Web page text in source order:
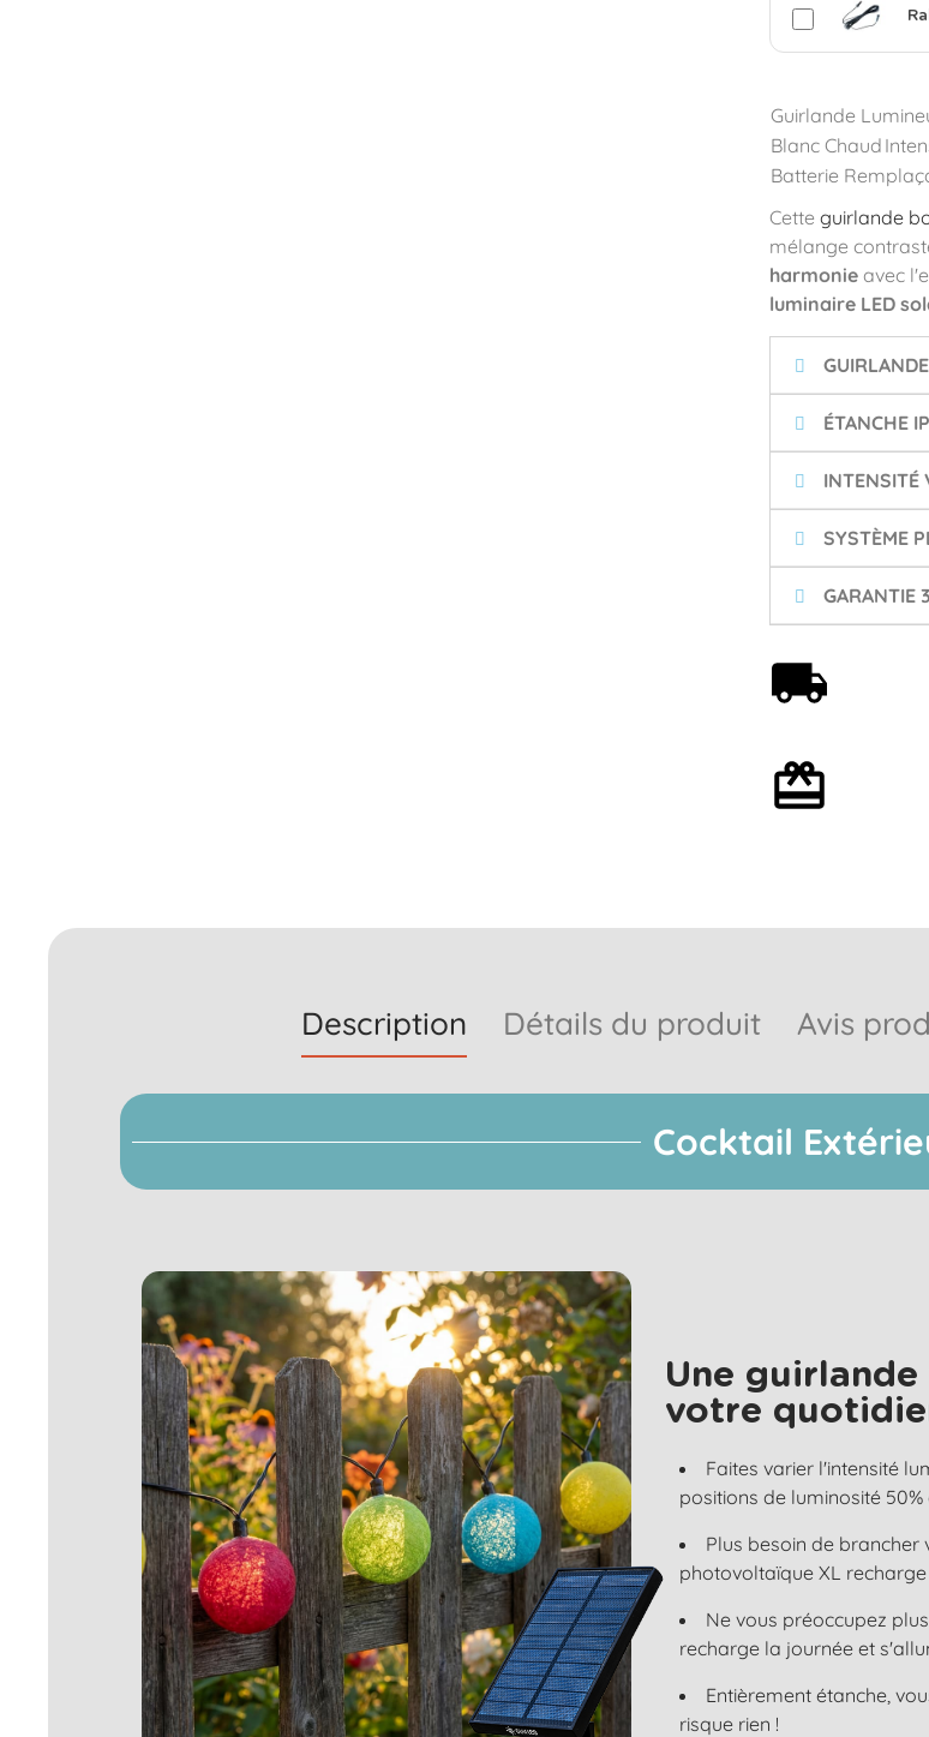
Guirlande
Blanc Chaud
Batterie
Cette guirlande
mélange
harmonieavec
luminaire LED
ÉTANCHE
INTENSITÉ
SYSTÈME
GARANTIE
Description Détails du produit Avis
Cocktail
Une
votre
Faites varier l'intensité
positions de luminosité 50%
Plus besoin de brancher
photovoltaïque XL
Ne vous préoccupez
recharge la journée et
Entièrement étanche,
risque rien !